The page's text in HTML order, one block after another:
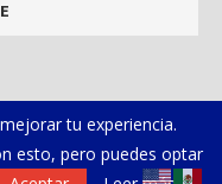
tu experiencia.
esto, pero puedes optar